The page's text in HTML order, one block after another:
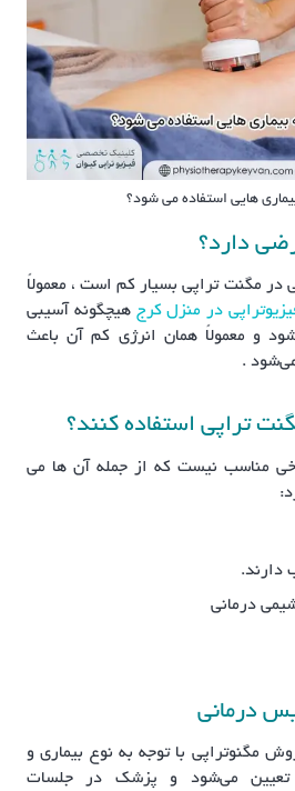
هایی استفاده می شود؟
دارد؟
در مگنت تراپی بسیار کم است ، معمولاً
در منزل کرج هیچگونه آسیبی
و معمولاً همان انرژی کم آن باعث
.
تراپی استفاده کنند؟
مناسب نیست که از جمله آن ها می
دارند.
درمانی
درمانی
مگنوتراپی با توجه به نوع بیماری و
می‌شود و پزشک در جلسات